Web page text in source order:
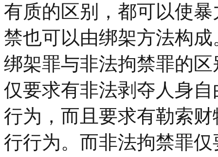
有质的区别，都可以使
禁也可以由绑架方法构成
绑架罪与非法拘禁罪的
仅要求有非法剥夺人身自
行为，而且要求有勒索
行行为。而非法拘禁罪